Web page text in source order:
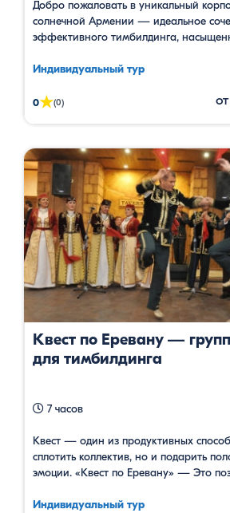
Добро пожаловать в уникальный
солнечной Армении — идеальное
эффективного тимбилдинга,
путешествие начнется в столице
«Арарат» с эксклюзивной
историей бренда мирового уровня.
Индивидуальный тур
0★(0) от
Квест по Еревану —
для тимбилдинга
7 часов
Квест — один из продуктивных
сплотить коллектив, но и подарить
эмоции. «Квест по Еревану» — Это
познакомится с Ереваном и отыскать
Индивидуальный тур